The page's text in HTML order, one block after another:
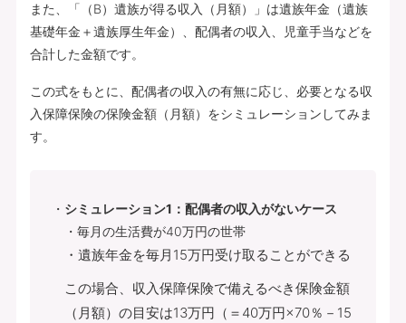
また、「（B）遺族が得る収入（月額）」は遺族年金（遺族
基礎年金＋遺族厚生年金）、配偶者の収入、児童手当などを
合計した金額です。
この式をもとに、配偶者の収入の有無に応じ、必要となる収
入保障保険の保険金額（月額）をシミュレーションしてみま
す。
シミュレーション1：配偶者の収入がないケース
・毎月の生活費が40万円の世帯
・遺族年金を毎月15万円受け取ることができる
この場合、収入保障保険で備えるべき保険金額
（月額）の目安は13万円（＝40万円×70％－15